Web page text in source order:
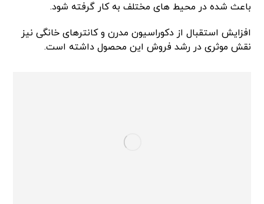
باعث شده در محیط های مختلف به کار گرفته شود.
افزایش استقبال از دکوراسیون مدرن و کانترهای خانگی نیز
نقش موثری در رشد فروش این محصول داشته است.